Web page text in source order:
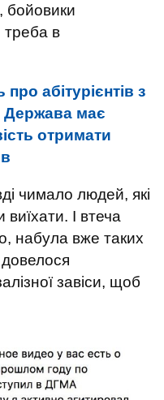
бойовики
треба в
про абітурієнтів з
Держава має
отримати
чимало людей, які
І втеча
набула вже таких
завіси, щоб